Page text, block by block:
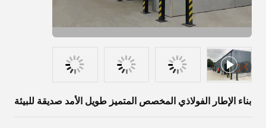
بناء الإطار الفولاذي المخصص المتميز طويل الأمد صديقة للبيئة